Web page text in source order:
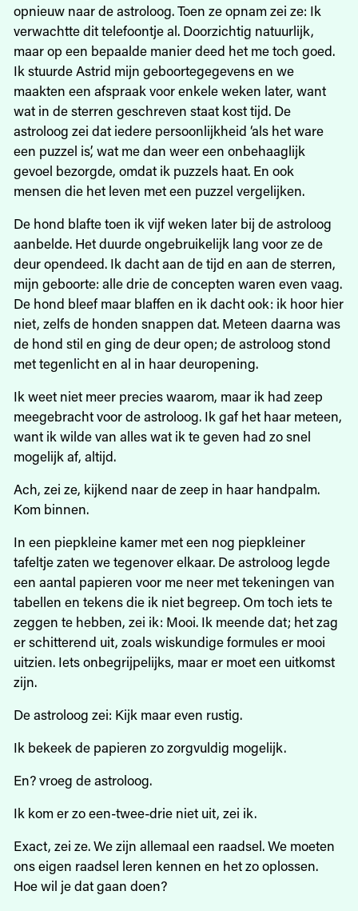
opnieuw naar de astroloog. Toen ze opnam zei ze: Ik
verwachtte dit telefoontje al. Doorzichtig natuurlijk,
maar op een bepaalde manier deed het me toch goed.
Ik stuurde Astrid mijn geboortegegevens en we
maakten een afspraak voor enkele weken later, want
wat in de sterren geschreven staat kost tijd. De
astroloog zei dat iedere persoonlijkheid ‘als het ware
een puzzel is’, wat me dan weer een onbehaaglijk
gevoel bezorgde, omdat ik puzzels haat. En ook
mensen die het leven met een puzzel vergelijken.
De hond blafte toen ik vijf weken later bij de astroloog
aanbelde. Het duurde ongebruikelijk lang voor ze de
deur opendeed. Ik dacht aan de tijd en aan de sterren,
mijn geboorte: alle drie de concepten waren even vaag.
De hond bleef maar blaffen en ik dacht ook: ik hoor hier
niet, zelfs de honden snappen dat. Meteen daarna was
de hond stil en ging de deur open; de astroloog stond
met tegenlicht en al in haar deuropening.
Ik weet niet meer precies waarom, maar ik had zeep
meegebracht voor de astroloog. Ik gaf het haar meteen,
want ik wilde van alles wat ik te geven had zo snel
mogelijk af, altijd.
Ach, zei ze, kijkend naar de zeep in haar handpalm.
Kom binnen.
In een piepkleine kamer met een nog piepkleiner
tafeltje zaten we tegenover elkaar. De astroloog legde
een aantal papieren voor me neer met tekeningen van
tabellen en tekens die ik niet begreep. Om toch iets te
zeggen te hebben, zei ik: Mooi. Ik meende dat; het zag
er schitterend uit, zoals wiskundige formules er mooi
uitzien. Iets onbegrijpelijks, maar er moet een uitkomst
zijn.
De astroloog zei: Kijk maar even rustig.
Ik bekeek de papieren zo zorgvuldig mogelijk.
En? vroeg de astroloog.
Ik kom er zo een-twee-drie niet uit, zei ik.
Exact, zei ze. We zijn allemaal een raadsel. We moeten
ons eigen raadsel leren kennen en het zo oplossen.
Hoe wil je dat gaan doen?